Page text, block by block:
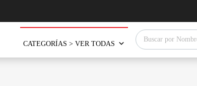
CATEGORÍAS > VER TODAS
Búsqueda de